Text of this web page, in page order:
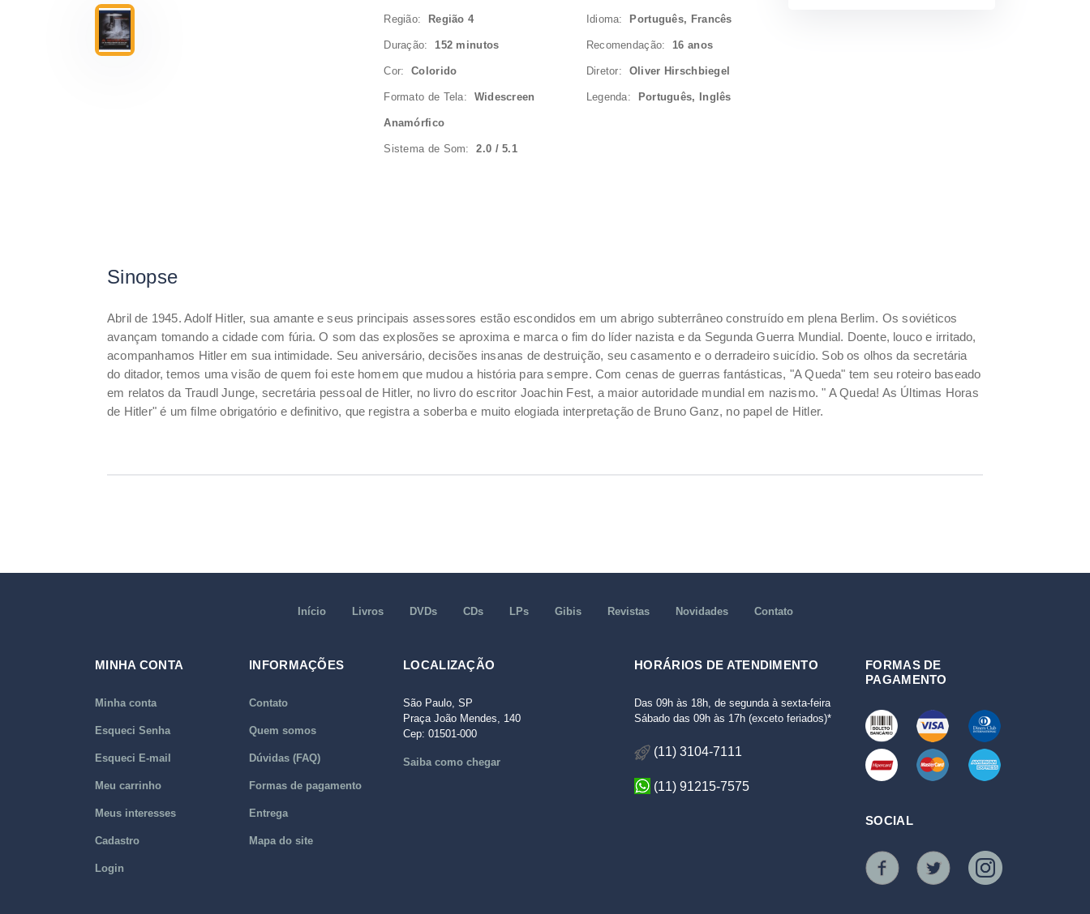
Região: Região 4 Idioma: Português, Francês
Duração:152 minutos Recomendação:16 anos
Cor:Colorido Diretor: Oliver Hirschbiegel
Formato de Tela: Widescreen
Anamórfico
Legenda: Português, Inglês
Sistema de Som:2.0 / 5.1
Sinopse
Abril de 1945. Adolf Hitler, sua amante e seus principais assessores estão escondidos em um abrigo subterrâneo construído em plena Berlim. Os soviéticos
avançam tomando a cidade com fúria. O som das explosões se aproxima e marca o fim do líder nazista e da Segunda Guerra Mundial. Doente, louco e irritado,
acompanhamos Hitler em sua intimidade. Seu aniversário, decisões insanas de destruição, seu casamento e o derradeiro suicídio. Sob os olhos da secretária
do ditador, temos uma visão de quem foi este homem que mudou a história para sempre. Com cenas de guerras fantásticas, "A Queda" tem seu roteiro baseado
em relatos da Traudl Junge, secretária pessoal de Hitler, no livro do escritor Joachin Fest, a maior autoridade mundial em nazismo. " A Queda! As Últimas Horas
de Hitler" é um filme obrigatório e definitivo, que registra a soberba e muito elogiada interpretação de Bruno Ganz, no papel de Hitler.
Início Livros DVDs CDs LPs Gibis Revistas Novidades Contato
MINHA CONTA
Minha conta
Esqueci Senha
Esqueci E-mail
Meu carrinho
Meus interesses
Cadastro
Login
INFORMAÇÕES
Contato
Quem somos
Dúvidas (FAQ)
Formas de pagamento
Entrega
Mapa do site
LOCALIZAÇÃO
São Paulo, SP
Praça João Mendes, 140
Cep: 01501-000
Saiba como chegar
HORÁRIOS DE ATENDIMENTO
Das 09h às 18h, de segunda à sexta-feira
Sábado das 09h às 17h (exceto feriados)*
(11) 3104-7111
(11) 91215-7575
FORMAS DE
PAGAMENTO
SOCIAL